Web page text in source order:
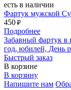
есть в наличии
Фартук мужской
450 ₽
Подробнее
Забавный фартук в
год, юбилей, День
Быстрый заказ
В корзине
В корзину
Напишите нам